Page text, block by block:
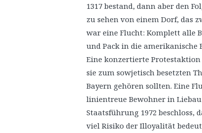
1317 bestand, dann aber den
zu sehen von einem Dorf, das
war eine Flucht: Komplett alle
und Pack in die amerikanische
Eine konzertierte Protestaktion
sie zum sowjetisch besetzten
Bayern gehören sollten. Eine
linientreue Bewohner in
Staatsführung 1972 beschloss,
viel Risiko der Illoyalität